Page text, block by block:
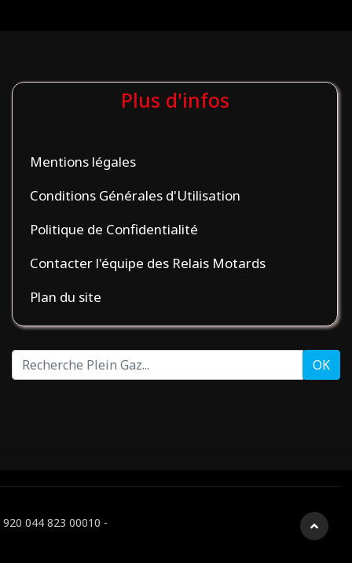
Plus d'infos
Mentions légales
Conditions Générales d'Utilisation
Politique de Confidentialité
Contacter l'équipe des Relais Motards
Plan du site
Recherche
Plein
OK
044 823 00010 -